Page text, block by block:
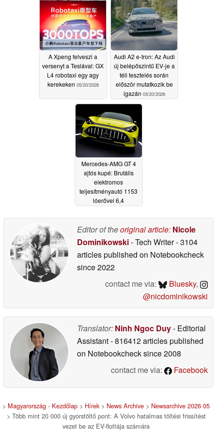
06/09/2026
A Xpeng felveszi a
versenyt a Teslával: GX
L4 robotaxi egy agy
kerekeken 05/20/2026
Audi A2 e-tron: Az Audi
új belépőszintű EV-je a
téli tesztelés során
először mutatkozik be
igazán 05/20/2026
Mercedes-AMG GT 4
ajtós kupé: Brutális
elektromos
teljesítményautó 1153
lóerővel 6,4
Editor of theoriginal article: Nicole
Dominikowski- Tech Writer- 3104
articles published on Notebookcheck
since 2022
contact me via:
Bluesky,
@nicdominikowski
Translator: Ninh Ngoc Duy- Editorial
Assistant- 816412 articles published
on Notebookchecksince 2008
contact me via:
Facebook
> Magyarország - Kezdőlap > Hírek> News Archive > Newsarchive 2026 05
> Több mint 20 000 új gyorstöltő pont: A Volvo hatalmas töltési frissítést
vezet be az EV-flottája számára